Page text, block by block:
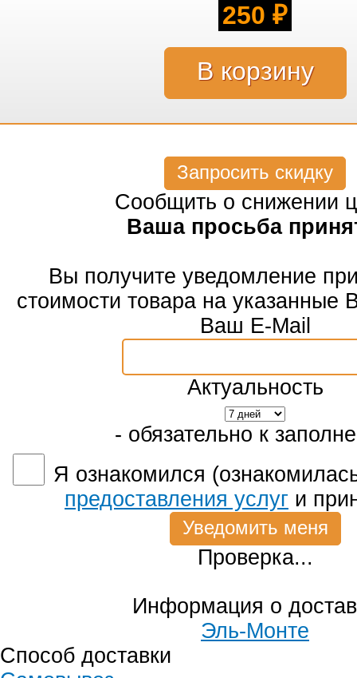
250 ₽
Запросить скидку
Сообщить о снижении
Ваша просьба
Вы получите уведомление
стоимости товара на указанные
Ваш E-Mail
Актуальность
- обязательно к
Я ознакомился
предоставления услуг и
Проверка...
Информация о
Эль-Монте
Способ доставки